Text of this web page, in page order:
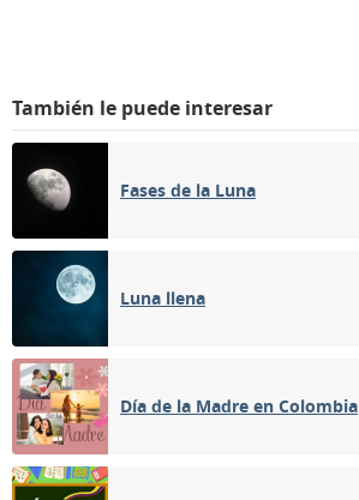
También le puede interesar
Fases de la Luna
Luna llena
Día de la Madre en Colombia